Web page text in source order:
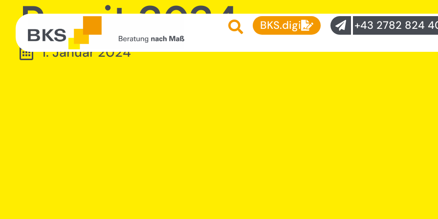
BKS.digi +43 2782 824
Prosit 2024
1. Januar 2024